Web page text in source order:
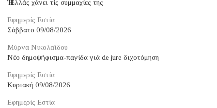
Ἡ Ἑλλάς χάνει τίς συμμαχίες της
Εφημερίς Εστία
Σάββατο 09/08/2026
Μύρνα Νικολαΐδου
Νέο δημοψήφισμα-παγίδα γιά de jure διχοτόμηση
Εφημερίς Εστία
Κυριακή 09/08/2026
Εφημερίς Εστία